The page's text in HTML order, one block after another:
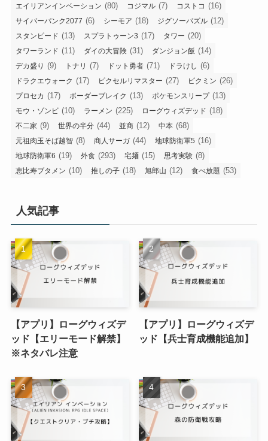
エイリアンインベーション (80) コジマル (7) コストコ (16)
サイバーパンク2077 (6) シーモア (18) ジグソーパズル (12)
スタンピード (13) スプラトゥーン3 (17) タワー (20)
タワーランド (11) ダイの大冒険 (31) ダンジョン飯 (14)
デカ盛り (9) トナリ (7) ドット勇者 (71) ドラけし (6)
ドラクエウォーク (17) ピクセルリマスター (27) ピクミン (26)
プロセカ (17) ボーダーブレイク (13) ポケモンスリープ(13)
モウ・ゾンビ (10) ラーメン (225) ローグウィズデッド (18)
不二家 (9) 世界の半分 (44) 並商 (12) 中本 (68)
元祖肉玉そば越智 (8) 商人サーガ (44) 地球防衛軍5 (16)
地球防衛軍6 (19) 外食 (293) 宅麺 (15) 思考実験 (8)
恵比寿ブタメン (10) 推しの子 (18) 旭郎山 (12) 食べ放題 (53)
人気記事
【アプリ】ローグウィズデ
ッド【エリーモード解禁】
※ネタバレ注意
【アプリ】ローグウィズデ
ッド【兵士育成機能追加】